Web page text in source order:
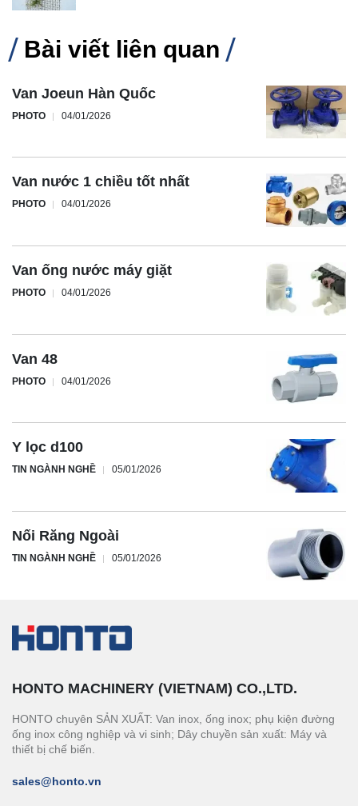
Bài viết liên quan
Van Joeun Hàn Quốc
PHOTO 04/01/2026
Van nước 1 chiều tốt nhất
PHOTO 04/01/2026
Van ống nước máy giặt
PHOTO 04/01/2026
Van 48
PHOTO 04/01/2026
Y lọc d100
TIN NGÀNH NGHỀ 05/01/2026
Nối Răng Ngoài
TIN NGÀNH NGHỀ 05/01/2026
HONTO MACHINERY (VIETNAM) CO.,LTD.
HONTO chuyên SẢN XUẤT: Van inox, ống inox; phụ kiện đường
ống inox công nghiệp và vi sinh; Dây chuyền sản xuất: Máy và
thiết bị chế biến.
sales@honto.vn